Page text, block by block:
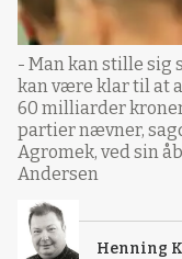
- Man kan stille sig
kan være klar til at
60 milliarder
partier nævner,
Agromek, ved sin
Andersen
Henning